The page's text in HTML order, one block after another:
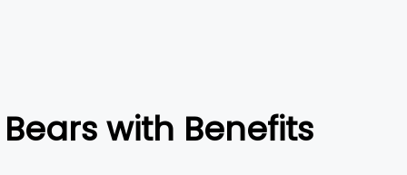
Bears with Benefits